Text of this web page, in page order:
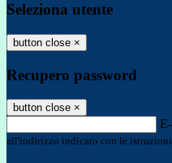
Seleziona utente
button close ×
Recupero password
button close ×
all'indirizzo indicato con le istruzioni